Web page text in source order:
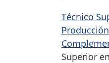
Técnico
Superior